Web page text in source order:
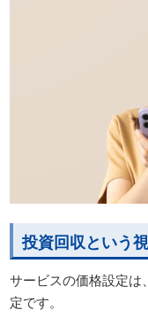
投資回収という
サービスの価格設定
定です。